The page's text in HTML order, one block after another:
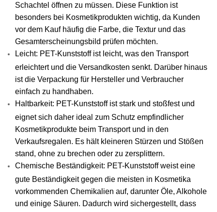
Schachtel öffnen zu müssen. Diese Funktion ist
besonders bei Kosmetikprodukten wichtig, da Kunden
vor dem Kauf häufig die Farbe, die Textur und das
Gesamterscheinungsbild prüfen möchten.
Leicht: PET-Kunststoff ist leicht, was den Transport
erleichtert und die Versandkosten senkt. Darüber hinaus
ist die Verpackung für Hersteller und Verbraucher
einfach zu handhaben.
Haltbarkeit: PET-Kunststoff ist stark und stoßfest und
eignet sich daher ideal zum Schutz empfindlicher
Kosmetikprodukte beim Transport und in den
Verkaufsregalen. Es hält kleineren Stürzen und Stößen
stand, ohne zu brechen oder zu zersplittern.
Chemische Beständigkeit: PET-Kunststoff weist eine
gute Beständigkeit gegen die meisten in Kosmetika
vorkommenden Chemikalien auf, darunter Öle, Alkohole
und einige Säuren. Dadurch wird sichergestellt, dass